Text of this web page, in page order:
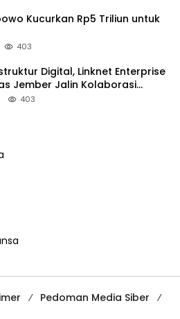
Kucurkan Rp5 Triliun untuk
403
Digital, Linknet Enterprise
Jember Jalin Kolaborasi
Berbasis AI
403
Pedoman Media Siber